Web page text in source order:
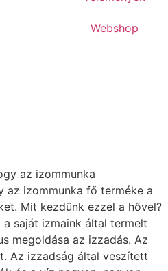
Webshop
az izommunka
az izommunka fő terméke a
Mit kezdünk ezzel a hővel?
saját izmaink által termelt
megoldása az izzadás. Az
Az izzadság által veszített